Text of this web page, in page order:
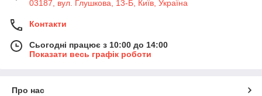
03187, вул. Глушкова, 13-Б, Київ, Україна
Контакти
Сьогодні працює з 10:00 до 14:00
Показати весь графік роботи
Про нас